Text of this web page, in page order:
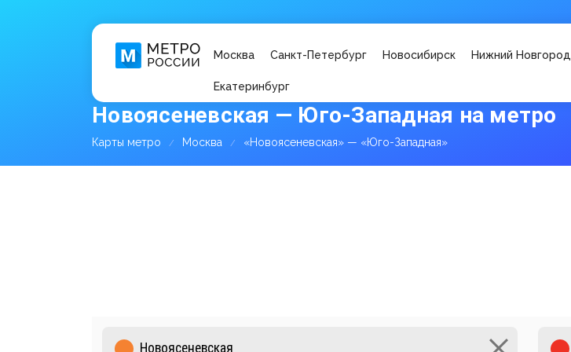
Москва Санкт-Петербург Новосибирск Нижний Новгород
Екатеринбург
Новоясеневская — Юго-Западная на метро
Карты метро Москва «Новоясеневская» — «Юго-Западная»